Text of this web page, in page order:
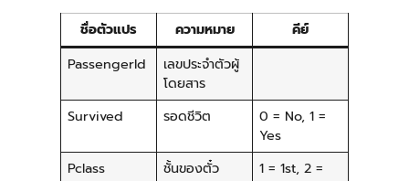
ชื่อตัวแปร ความหมาย
คีย์
PassengerId
เลขประจำตัวผู้
โดยสาร
Survived
รอดชีวิต
0 = No, 1 =
Yes
Pclass
ชั้นของตั๋ว
1 = 1st, 2 =